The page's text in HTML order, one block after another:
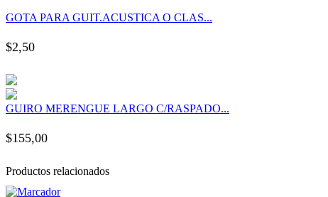
GOTA PARA GUIT.ACUSTICA O CLAS...
$2,50
GUIRO MERENGUE LARGO C/RASPADO...
$155,00
Productos relacionados